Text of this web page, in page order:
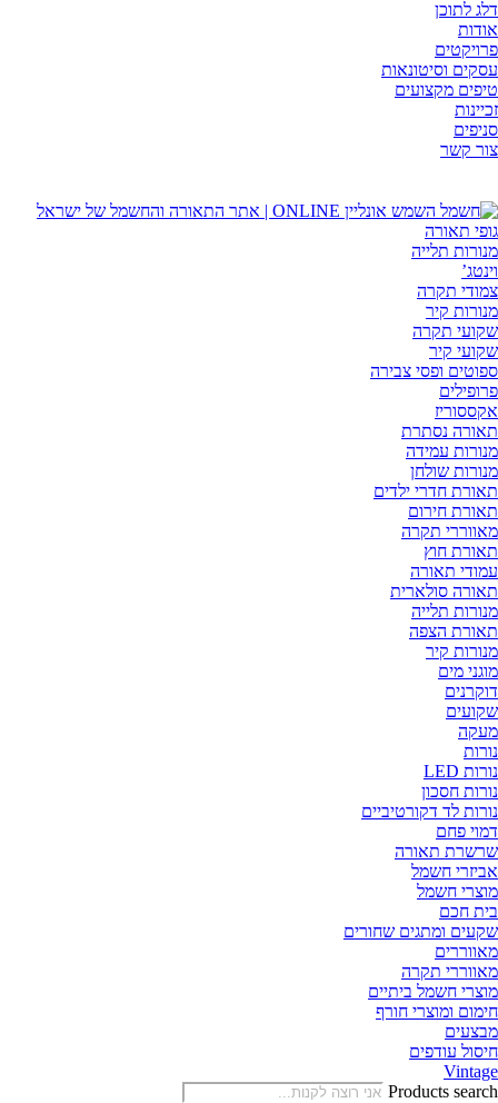
דלג לתוכן
אודות
פרויקטים
עסקים וסיטונאות
טיפים מקצועים
זכיינות
סניפים
צור קשר
גופי תאורה
מנורות תלייה
וינטג’
צמודי תקרה
מנורות קיר
שקועי תקרה
שקועי קיר
ספוטים ופסי צבירה
פרופילים
אקססוריז
תאורה נסתרת
מנורות עמידה
מנורות שולחן
תאורת חדרי ילדים
תאורת חירום
מאווררי תקרה
תאורת חוץ
עמודי תאורה
תאורה סולארית
מנורות תלייה
תאורת הצפה
מנורות קיר
מוגני מים
דוקרנים
שקועים
מעקה
נורות
נורות LED
נורות חסכון
נורות לד דקורטיביים
דמוי פחם
שרשרת תאורה
אביזרי חשמל
מוצרי חשמל
בית חכם
שקעים ומתגים שחורים
מאווררים
מאווררי תקרה
מוצרי חשמל ביתיים
חימום ומוצרי חורף
מבצעים
חיסול עודפים
Vintage
Products search